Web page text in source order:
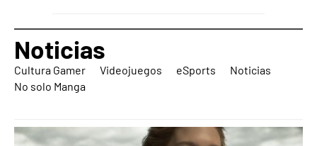
Noticias
Cultura Gamer Videojuegos eSports
Noticias
No solo Manga